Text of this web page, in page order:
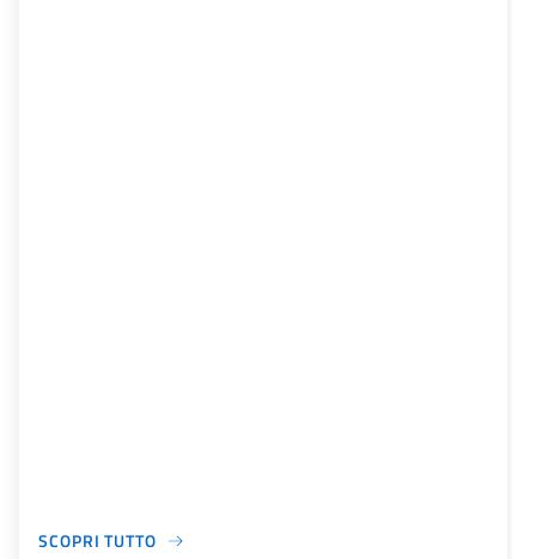
SCOPRI TUTTO